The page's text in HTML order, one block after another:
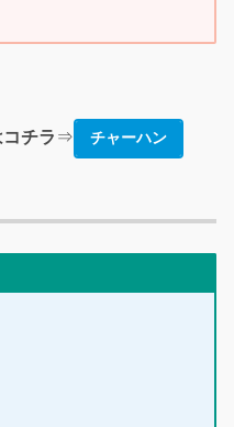
チラ ⇒ チャーハン